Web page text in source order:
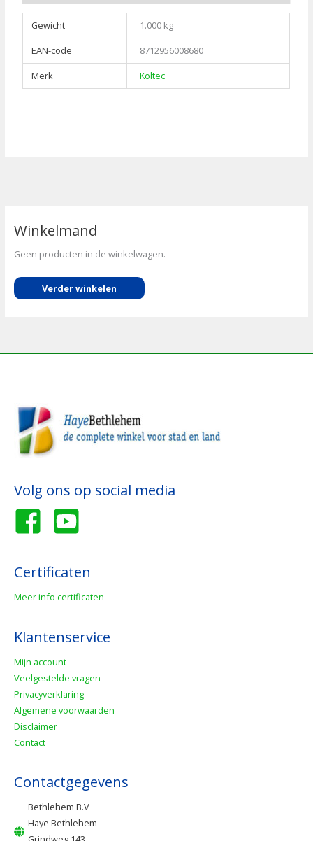
aantal
Gewicht
1.000 kg
EAN-code
8712956008680
Merk
Koltec
Winkelmand
Geen producten in de winkelwagen.
Verder winkelen
Volg ons op social media
Certificaten
Meer info certificaten
Klantenservice
Mijn account
Veelgestelde vragen
Privacyverklaring
Algemene voorwaarden
Disclaimer
Contact
Contactgegevens
Bethlehem B.V
Haye Bethlehem